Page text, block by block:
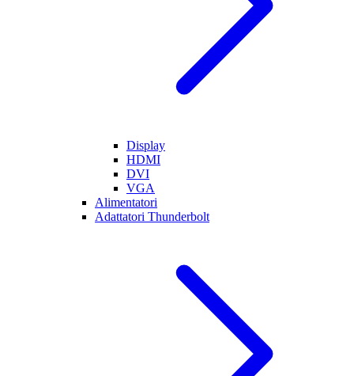
Display
HDMI
DVI
VGA
Alimentatori
Adattatori Thunderbolt